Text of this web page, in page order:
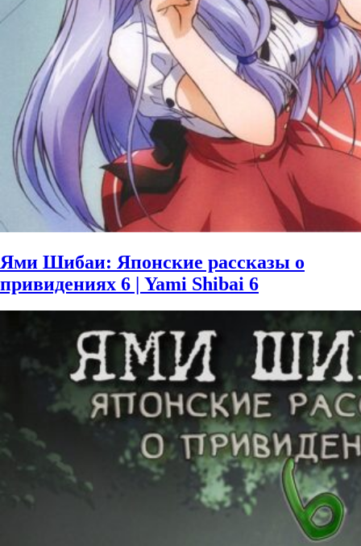
Ями Шибаи: Японские рассказы о
привидениях 6 | Yami Shibai 6